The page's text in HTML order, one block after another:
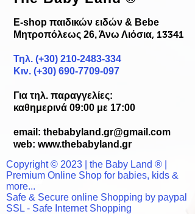
E-shop παιδικών ειδών & Bebe
Μητροπόλεως 26, Άνω Λιόσια, 13341
Τηλ. (+30) 210-2483-334
Κιν. (+30) 690-7709-097
Για τηλ. παραγγελίες:
καθημερινά 09:00 με 17:00
email: thebabyland.gr@gmail.com
web: www.thebabyland.gr
Copyright © 2023 | the Baby Land ® |
Premium Online Shop for babies, kids &
more...
Safe & Secure online Shopping by paypal
SSL - Safe Internet Shopping